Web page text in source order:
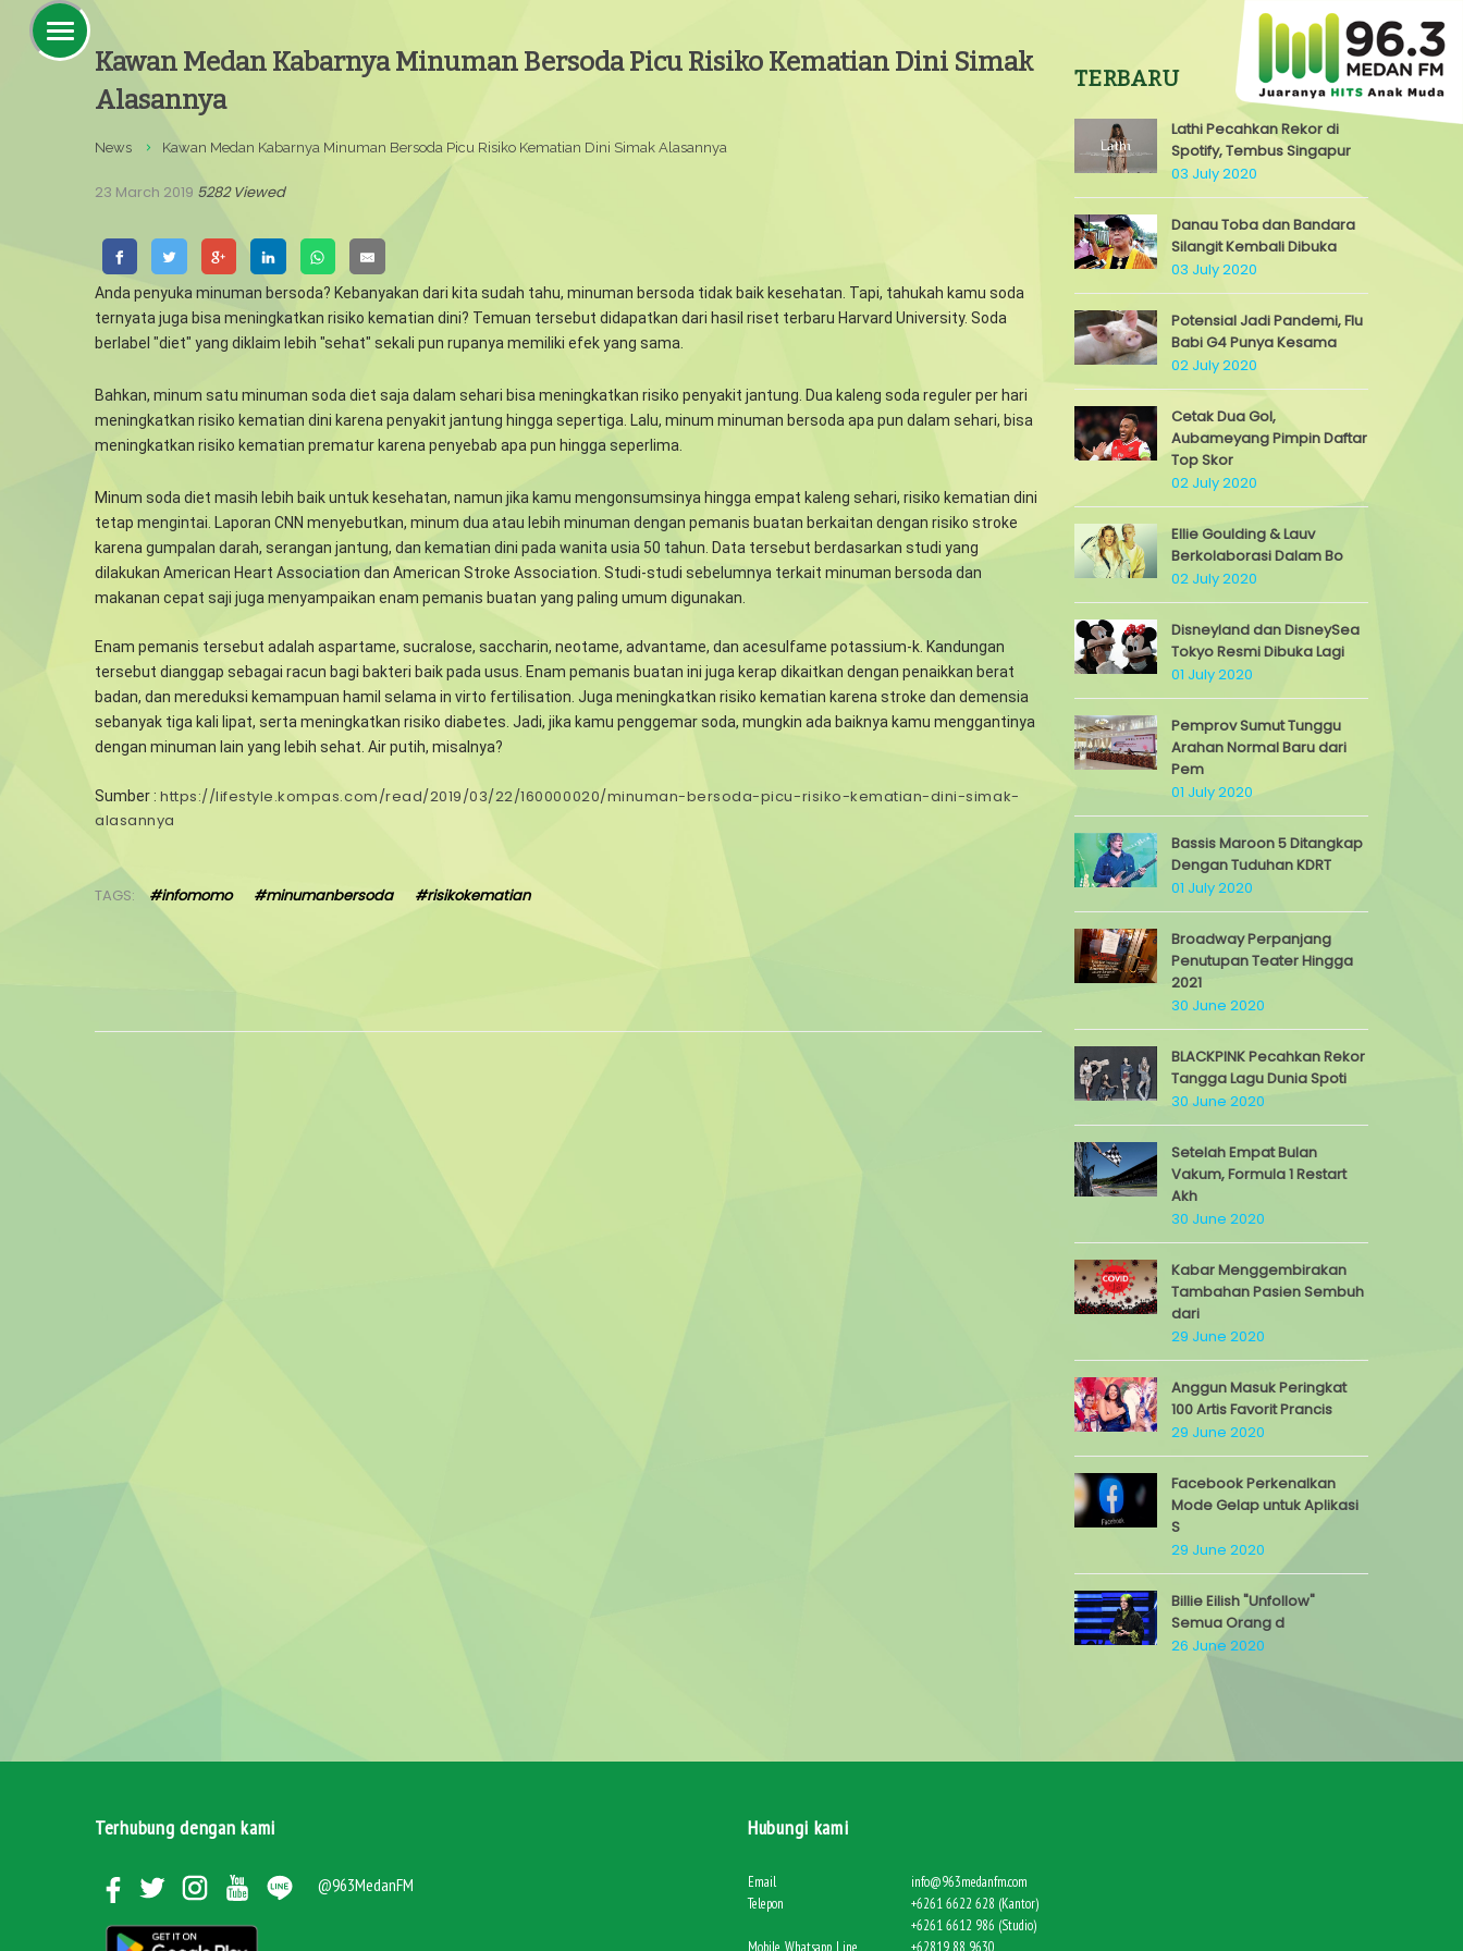
Kawan Medan Kabarnya Minuman Bersoda Picu Risiko Kematian Dini Simak
Alasannya
News Kawan Medan Kabarnya Minuman Bersoda Picu Risiko Kematian Dini Simak Alasannya
23 March 2019 5282 Viewed
Anda penyuka minuman bersoda? Kebanyakan dari kita sudah tahu, minuman bersoda tidak baik kesehatan. Tapi, tahukah kamu soda
ternyata juga bisa meningkatkan risiko kematian dini? Temuan tersebut didapatkan dari hasil riset terbaru Harvard University. Soda
berlabel "diet" yang diklaim lebih "sehat" sekali pun rupanya memiliki efek yang sama.
Bahkan, minum satu minuman soda diet saja dalam sehari bisa meningkatkan risiko penyakit jantung. Dua kaleng soda reguler per hari
meningkatkan risiko kematian dini karena penyakit jantung hingga sepertiga. Lalu, minum minuman bersoda apa pun dalam sehari, bisa
meningkatkan risiko kematian prematur karena penyebab apa pun hingga seperlima.
Minum soda diet masih lebih baik untuk kesehatan, namun jika kamu mengonsumsinya hingga empat kaleng sehari, risiko kematian dini
tetap mengintai. Laporan CNN menyebutkan, minum dua atau lebih minuman dengan pemanis buatan berkaitan dengan risiko stroke
karena gumpalan darah, serangan jantung, dan kematian dini pada wanita usia 50 tahun. Data tersebut berdasarkan studi yang
dilakukan American Heart Association dan American Stroke Association. Studi-studi sebelumnya terkait minuman bersoda dan
makanan cepat saji juga menyampaikan enam pemanis buatan yang paling umum digunakan.
Enam pemanis tersebut adalah aspartame, sucralose, saccharin, neotame, advantame, dan acesulfame potassium-k. Kandungan
tersebut dianggap sebagai racun bagi bakteri baik pada usus. Enam pemanis buatan ini juga kerap dikaitkan dengan penaikkan berat
badan, dan mereduksi kemampuan hamil selama in virto fertilisation. Juga meningkatkan risiko kematian karena stroke dan demensia
sebanyak tiga kali lipat, serta meningkatkan risiko diabetes. Jadi, jika kamu penggemar soda, mungkin ada baiknya kamu menggantinya
dengan minuman lain yang lebih sehat. Air putih, misalnya?
Sumber : https://lifestyle.kompas.com/read/2019/03/22/160000020/minuman-bersoda-picu-risiko-kematian-dini-simak-
alasannya
TAGS: #infomomo #minumanbersoda #risikokematian
TERBARU
Lathi Pecahkan Rekor di
Spotify, Tembus Singapur
03 July 2020
Danau Toba dan Bandara
Silangit Kembali Dibuka
03 July 2020
Potensial Jadi Pandemi, Flu
Babi G4 Punya Kesama
02 July 2020
Cetak Dua Gol,
Aubameyang Pimpin Daftar
Top Skor
02 July 2020
Ellie Goulding & Lauv
Berkolaborasi Dalam Bo
02 July 2020
Disneyland dan DisneySea
Tokyo Resmi Dibuka Lagi
01 July 2020
Pemprov Sumut Tunggu
Arahan Normal Baru dari
Pem
01 July 2020
Bassis Maroon 5 Ditangkap
Dengan Tuduhan KDRT
01 July 2020
Broadway Perpanjang
Penutupan Teater Hingga
2021
30 June 2020
BLACKPINK Pecahkan Rekor
Tangga Lagu Dunia Spoti
30 June 2020
Setelah Empat Bulan
Vakum, Formula 1 Restart
Akh
30 June 2020
Kabar Menggembirakan
Tambahan Pasien Sembuh
dari
29 June 2020
Anggun Masuk Peringkat
100 Artis Favorit Prancis
29 June 2020
Facebook Perkenalkan
Mode Gelap untuk Aplikasi
S
29 June 2020
Billie Eilish "Unfollow"
Semua Orang d
26 June 2020
Terhubung dengan kami
@963MedanFM
Hubungi kami
Email
info@963medanfm.com
Telepon
+6261 6622 628 (Kantor)
+6261 6612 986 (Studio)
Mobile, Whatsapp, Line
+62819 88 9630